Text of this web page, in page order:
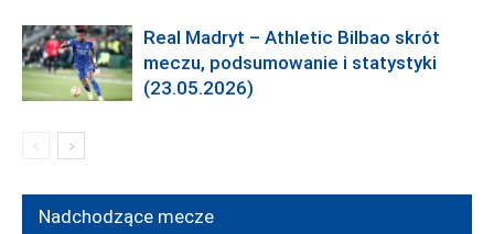
Real Madryt – Athletic Bilbao skrót
meczu, podsumowanie i statystyki
(23.05.2026)
Nadchodzące mecze